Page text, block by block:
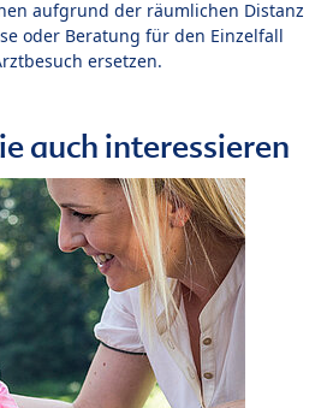
aufgrund der räumlichen Distanz
oder Beratung für den Einzelfall
ersetzen.
auch interessieren